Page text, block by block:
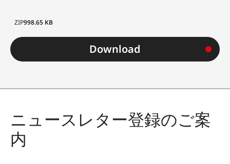
ZIP998.65 KB
Download
ニュースレター登録のご案
内